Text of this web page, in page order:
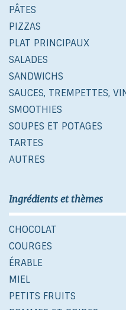
PÂTES
PIZZAS
PLAT PRINCIPAUX
SALADES
SANDWICHS
SAUCES, TREMPETTES,
SMOOTHIES
SOUPES ET POTAGES
TARTES
AUTRES
Ingrédients et thèmes
CHOCOLAT
COURGES
ÉRABLE
MIEL
PETITS FRUITS